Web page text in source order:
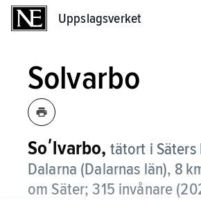
Uppslagsverket
Solvarbo
Soʹlvarbo, tätort i Säters
Dalarna (Dalarnas län), 8
om Säter; 315 invånare